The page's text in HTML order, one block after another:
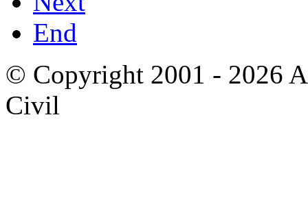
End
© Copyright 2001 - 2026
Civil